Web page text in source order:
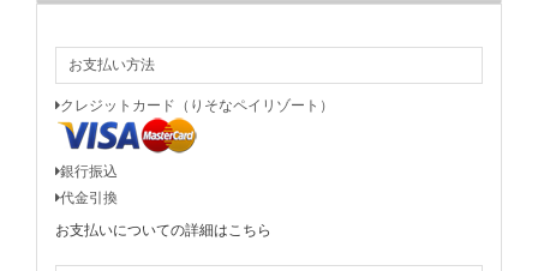
お支払い方法
クレジットカード（りそなペイリゾート）
銀行振込
代金引換
お支払いについての詳細はこちら